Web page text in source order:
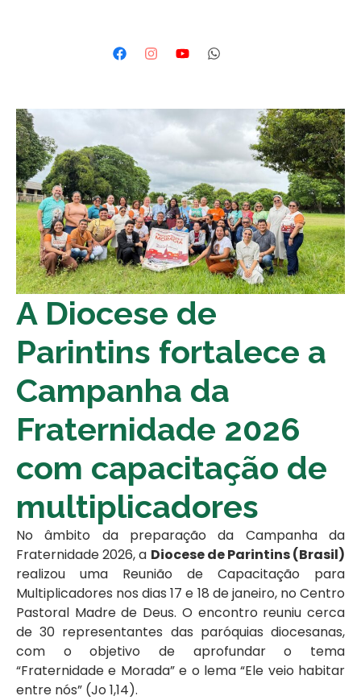
A Diocese de
Parintins fortalece a
Campanha da
Fraternidade 2026
com capacitação de
multiplicadores
No âmbito da preparação da Campanha da
Fraternidade 2026, a Diocese de Parintins (Brasil)
realizou uma Reunião de Capacitação para
Multiplicadores nos dias 17 e 18 de janeiro, no Centro
Pastoral Madre de Deus. O encontro reuniu cerca
de 30 representantes das paróquias diocesanas,
com o objetivo de aprofundar o tema
“Fraternidade e Morada” e o lema “Ele veio habitar
entre nós” (Jo 1,14).